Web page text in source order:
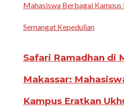
Safari Ramadhan di
Makassar:
Kampus Eratkan